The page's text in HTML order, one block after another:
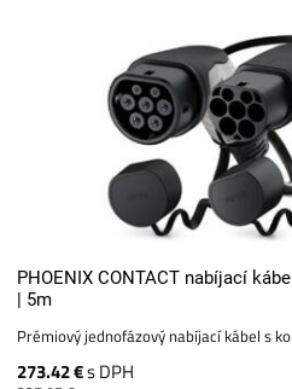
PHOENIX CONTACT nabíjací
| 5m
Prémiový jednofázový nabíjací kábel s
273.42 €s DPH